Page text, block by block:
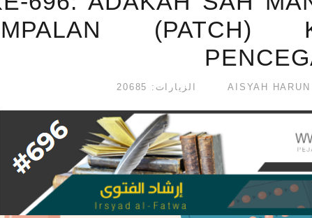
(PATCH)
الزيارات: 20685